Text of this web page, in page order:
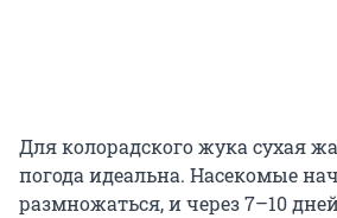
Для колорадского жука сухая
погода идеальна. Насекомые
размножаться, и через 7–10